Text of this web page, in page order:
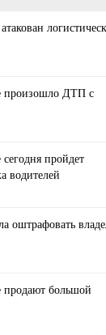
произошло ДТП с
пройдет
водителей
оштрафовать
продают большой